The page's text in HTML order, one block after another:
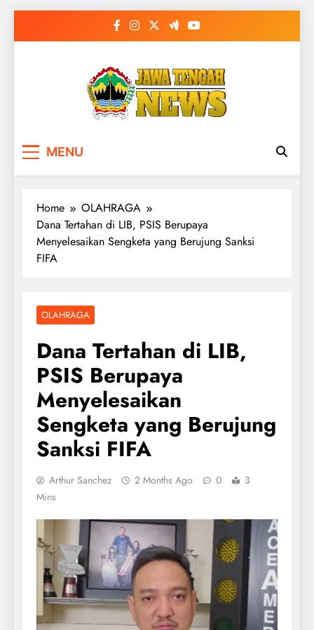
MENU
Home
OLAHRAGA
Dana Tertahan di LIB, PSIS Berupaya
Menyelesaikan Sengketa yang Berujung Sanksi
FIFA
OLAHRAGA
Dana Tertahan di LIB,
PSIS Berupaya
Menyelesaikan
Sengketa yang Berujung
Sanksi FIFA
Arthur Sanchez 2 Months Ago 0
3
Mins